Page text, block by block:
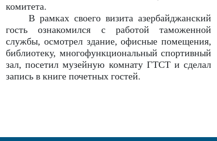
комитета.
В рамках своего визита азербайджанский
гость ознакомился с работой таможенной
службы, осмотрел здание, офисные помещения,
библиотеку, многофункциональный спортивный
зал, посетил музейную комнату ГТСТ и сделал
запись в книге почетных гостей.